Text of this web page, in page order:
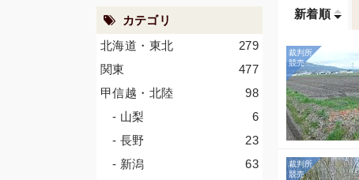
新着順
カテゴリ
279
北海道・東北
477
関東
98
甲信越・北陸
6
- 山梨
23
- 長野
63
- 新潟